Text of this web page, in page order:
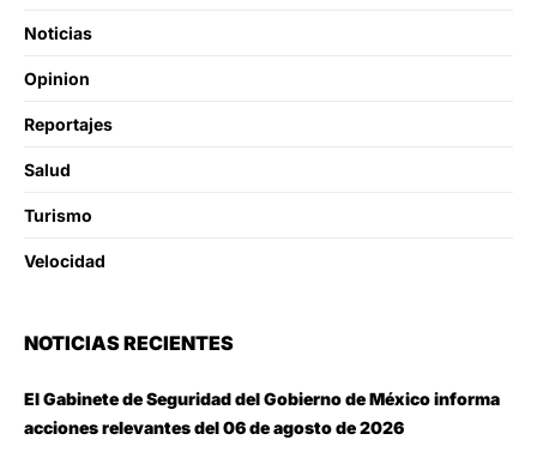
Noticias
Opinion
Reportajes
Salud
Turismo
Velocidad
NOTICIAS RECIENTES
El Gabinete de Seguridad del Gobierno de México informa
acciones relevantes del 06 de agosto de 2026